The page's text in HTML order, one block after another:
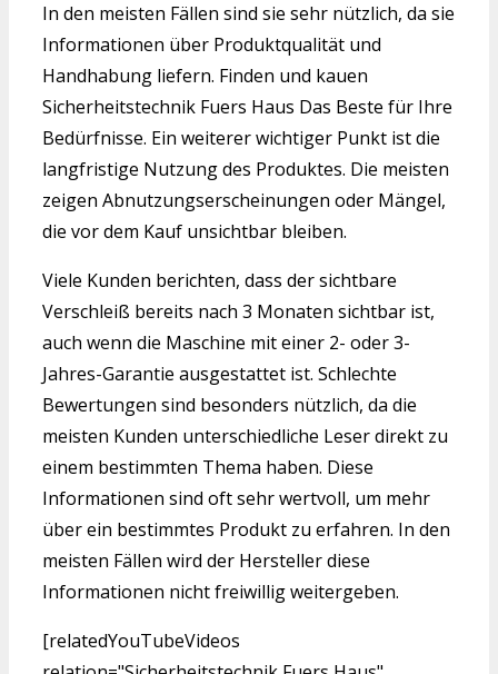
In den meisten Fällen sind sie sehr nützlich, da sie
Informationen über Produktqualität und
Handhabung liefern. Finden und kauen
Sicherheitstechnik Fuers Haus Das Beste für Ihre
Bedürfnisse. Ein weiterer wichtiger Punkt ist die
langfristige Nutzung des Produktes. Die meisten
zeigen Abnutzungserscheinungen oder Mängel,
die vor dem Kauf unsichtbar bleiben.
Viele Kunden berichten, dass der sichtbare
Verschleiß bereits nach 3 Monaten sichtbar ist,
auch wenn die Maschine mit einer 2- oder 3-
Jahres-Garantie ausgestattet ist. Schlechte
Bewertungen sind besonders nützlich, da die
meisten Kunden unterschiedliche Leser direkt zu
einem bestimmten Thema haben. Diese
Informationen sind oft sehr wertvoll, um mehr
über ein bestimmtes Produkt zu erfahren. In den
meisten Fällen wird der Hersteller diese
Informationen nicht freiwillig weitergeben.
[relatedYouTubeVideos